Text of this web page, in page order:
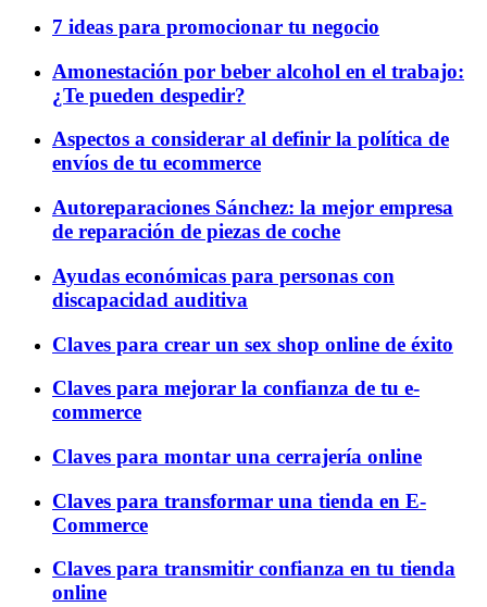
7 ideas para promocionar tu negocio
Amonestación por beber alcohol en el trabajo:
¿Te pueden despedir?
Aspectos a considerar al definir la política de
envíos de tu ecommerce
Autoreparaciones Sánchez: la mejor empresa
de reparación de piezas de coche
Ayudas económicas para personas con
discapacidad auditiva
Claves para crear un sex shop online de éxito
Claves para mejorar la confianza de tu e-
commerce
Claves para montar una cerrajería online
Claves para transformar una tienda en E-
Commerce
Claves para transmitir confianza en tu tienda
online